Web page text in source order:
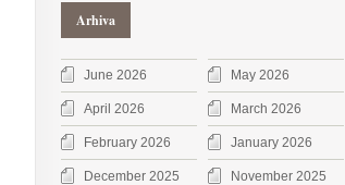
Arhiva
June 2026 May 2026
April 2026 March 2026
February 2026 January 2026
December 2025 November 2025